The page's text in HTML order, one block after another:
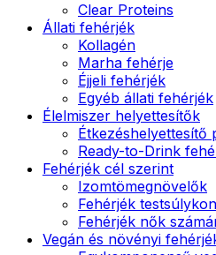
Clear Proteins
Állati fehérjék
Kollagén
Marha fehérje
Éjjeli fehérjék
Egyéb állati fehérjék
Élelmiszer helyettesítők
Étkezéshelyettesítő
Ready-to-Drink
Fehérjék cél szerint
Izomtömegnövelők
Fehérjék
Fehérjék nők
Vegán és növényi